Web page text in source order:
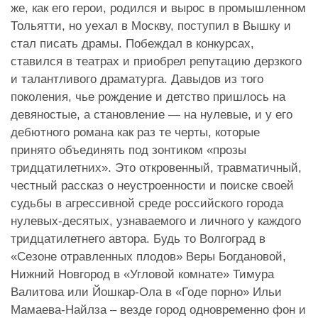
же, как его герои, родился и вырос в промышленном
Тольятти, но уехал в Москву, поступил в Вышку и
стал писать драмы. Побеждал в конкурсах,
ставился в театрах и приобрел репутацию дерзкого
и талантливого драматурга. Давыдов из того
поколения, чье рождение и детство пришлось на
девяностые, а становление — на нулевые, и у его
дебютного романа как раз те черты, которые
принято объединять под зонтиком «прозы
тридцатилетних». Это откровенный, травматичный,
честный рассказ о неустроенности и поиске своей
судьбы в агрессивной среде российского города
нулевых-десятых, узнаваемого и личного у каждого
тридцатилетнего автора. Будь то Волгоград в
«Сезоне отравленных плодов» Веры Богдановой,
Нижний Новгород в «Угловой комнате» Тимура
Валитова или Йошкар-Ола в «Годе порно» Ильи
Мамаева-Найлза – везде город одновременно фон и